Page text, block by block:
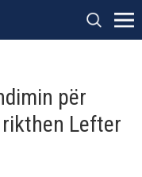
për
Lefter